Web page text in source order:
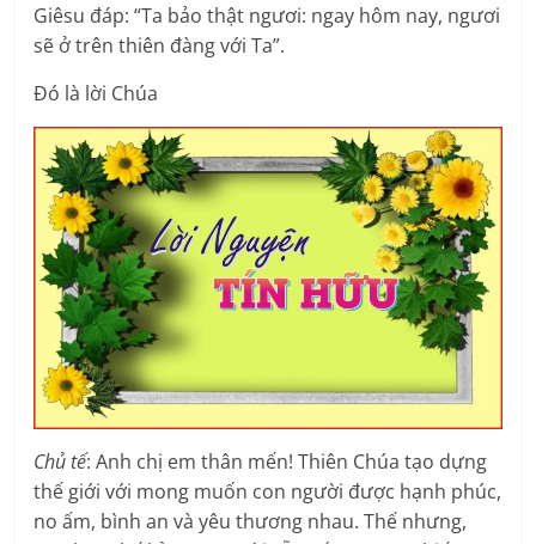
Giêsu đáp: “Ta bảo thật ngươi: ngay hôm nay, ngươi
sẽ ở trên thiên đàng với Ta”.
Ðó là lời Chúa
Chủ tế: Anh chị em thân mến! Thiên Chúa tạo dựng
thế giới với mong muốn con người được hạnh phúc,
no ấm, bình an và yêu thương nhau. Thế nhưng,